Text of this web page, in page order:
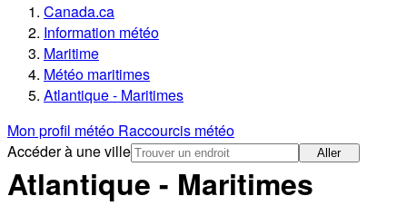
Canada.ca
Information météo
Maritime
Météo maritimes
Atlantique - Maritimes
Mon profil météo Raccourcis météo
Accéder à une ville
Aller
Atlantique - Maritimes